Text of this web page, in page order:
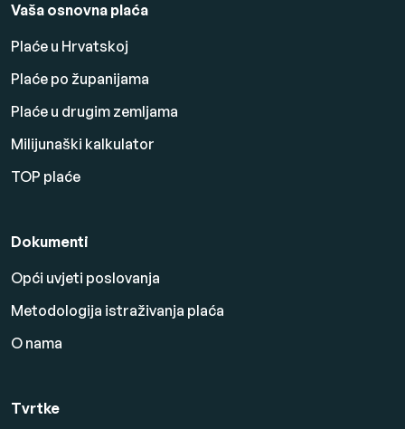
Vaša osnovna plaća
Plaće u Hrvatskoj
Plaće po županijama
Plaće u drugim zemljama
Milijunaški kalkulator
TOP plaće
Dokumenti
Opći uvjeti poslovanja
Metodologija istraživanja plaća
O nama
Tvrtke